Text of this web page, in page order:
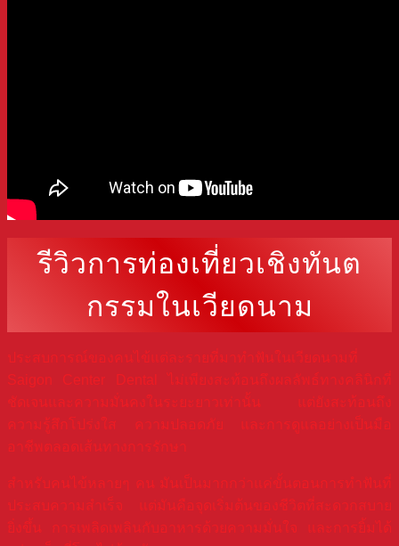
รีวิวการท่องเที่ยวเชิงทันต
กรรมในเวียดนาม
ประสบการณ์ของคนไข้แต่ละรายที่มาทำฟันในเวียดนามที่
Saigon Center Dental ไม่เพียงสะท้อนถึงผลลัพธ์ทางคลินิกที่
ชัดเจนและความมั่นคงในระยะยาวเท่านั้น แต่ยังสะท้อนถึง
ความรู้สึกโปร่งใส ความปลอดภัย และการดูแลอย่างเป็นมือ
อาชีพตลอดเส้นทางการรักษา
สำหรับคนไข้หลายๆ คน มันเป็นมากกว่าแค่ขั้นตอนการทำฟันที่
ประสบความสำเร็จ แต่มันคือจุดเริ่มต้นของชีวิตที่สะดวกสบาย
ยิ่งขึ้น การเพลิดเพลินกับอาหารด้วยความมั่นใจ และการยิ้มได้